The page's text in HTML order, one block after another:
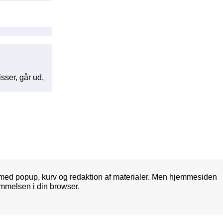
går ud,
popup, kurv og redaktion af materialer. Men hjemmesiden
i din browser.